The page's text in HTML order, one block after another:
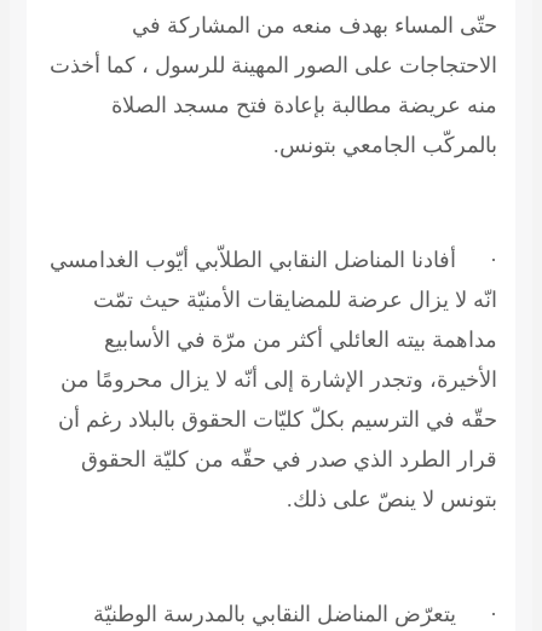
حتّى المساء بهدف منعه من المشاركة في
الاحتجاجات على الصور المهينة للرسول ، كما أخذت
منه عريضة مطالبة بإعادة فتح مسجد الصلاة
بالمركّب الجامعي بتونس.
·
أفادنا المناضل النقابي الطلاّبي أيّوب الغدامسي
انّه لا يزال عرضة للمضايقات الأمنيّة حيث تمّت
مداهمة بيته العائلي أكثر من مرّة في الأسابيع
الأخيرة، وتجدر الإشارة إلى أنّه لا يزال محرومًا من
حقّه في الترسيم بكلّ كليّات الحقوق بالبلاد رغم أن
قرار الطرد الذي صدر في حقّه من كليّة الحقوق
بتونس لا ينصّ على ذلك.
·
يتعرّض المناضل النقابي بالمدرسة الوطنيّة